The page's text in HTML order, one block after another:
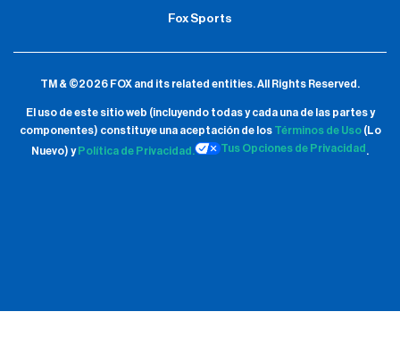
Fox Sports
TM & ©2026 FOX and its related entities.All Rights Reserved.
El uso de este sitio web (incluyendo todas y cada una de las partes y
componentes) constituye una aceptación de los Términos de Uso(Lo
Nuevo) y Política de Privacidad. Tus Opciones de Privacidad .